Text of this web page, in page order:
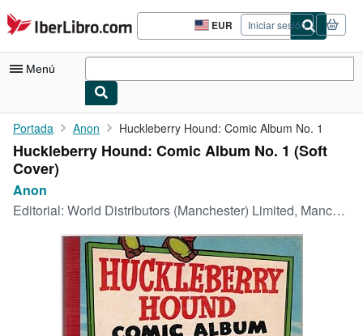
Pasar al contenido principal
IberLibro.com EUR
Preferencias
de
del
Iniciar sesión
Menú
Mi cuenta
Consultar mis pedidos
Búsqueda avanzada
Colecciones
Libros antiguos
Arte y coleccionismo
Vendedores
Comenzar a vender
Portada Anon Huckleberry Hound: Comic Album No. 1
Huckleberry Hound: Comic Album No. 1 (Soft
Cover)
Anon
Editorial: World Distributors (Manchester) Limited, Manchester, 1960